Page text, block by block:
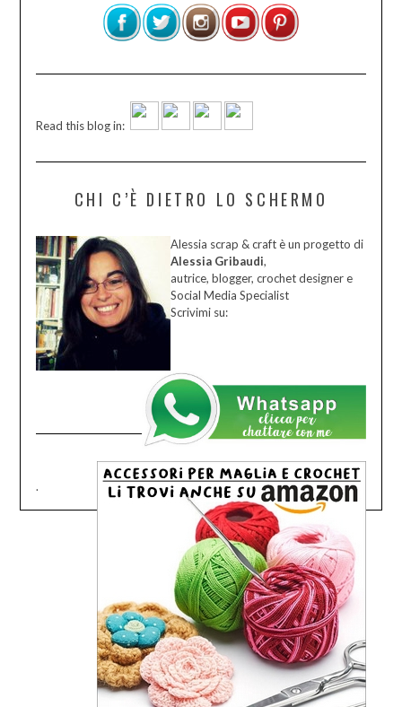
Read this blog in:
CHI C’È DIETRO LO SCHERMO
Alessia scrap & craft è un progetto di
Alessia Gribaudi,
autrice, blogger, crochet designer e
Social Media Specialist
Scrivimi su:
.